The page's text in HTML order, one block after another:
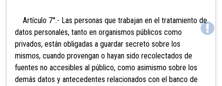
Artículo 7°.- Las personas que trabajan en el tratamiento de
datos personales, tanto en organismos públicos como
privados, están obligadas a guardar secreto sobre los
mismos, cuando provengan o hayan sido recolectados de
fuentes no accesibles al público, como asimismo sobre los
demás datos y antecedentes relacionados con el banco de